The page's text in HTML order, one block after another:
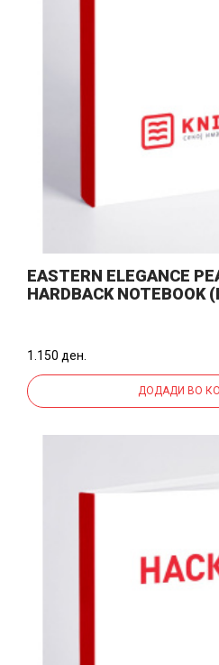
EASTERN ELEGANCE
HARDBACK NOTEBOOK
1.150 ден.
ДОДАДИ ВО